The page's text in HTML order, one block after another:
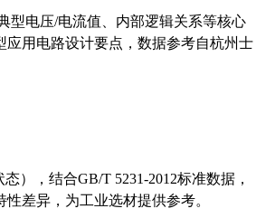
型电压/电流值、内部逻辑关系等核心
用电路设计要点，数据参考自杭州士
），结合GB/T 5231-2012标准数据，
差异，为工业选材提供参考。